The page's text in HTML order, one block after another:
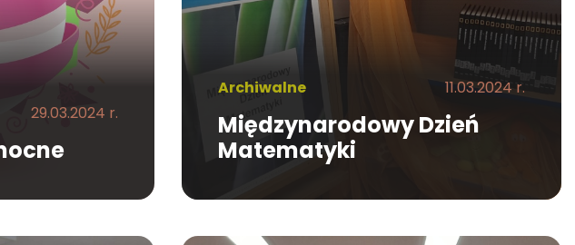
29.03.2024 r.
Archiwalne 11.03.2024 r.
Międzynarodowy Dzień
Matematyki